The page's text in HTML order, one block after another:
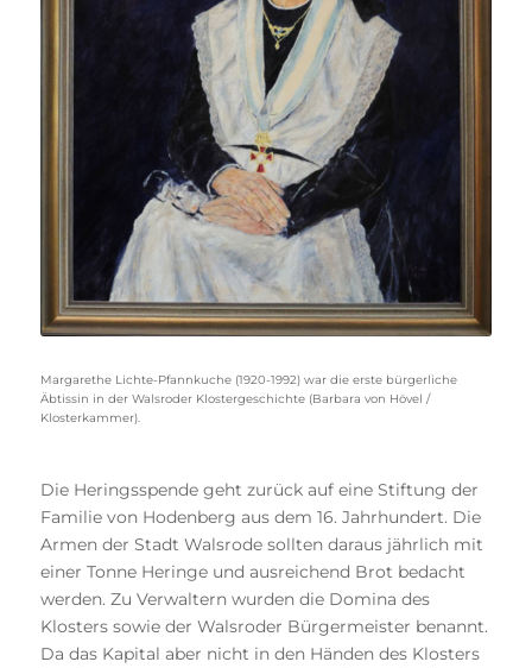
Margarethe Lichte-Pfannkuche (1920-1992) war die erste bürgerliche
Äbtissin in der Walsroder Klostergeschichte (Barbara von Hövel /
Klosterkammer).
Die Heringsspende geht zurück auf eine Stiftung der
Familie von Hodenberg aus dem 16. Jahrhundert. Die
Armen der Stadt Walsrode sollten daraus jährlich mit
einer Tonne Heringe und ausreichend Brot bedacht
werden. Zu Verwaltern wurden die Domina des
Klosters sowie der Walsroder Bürgermeister benannt.
Da das Kapital aber nicht in den Händen des Klosters